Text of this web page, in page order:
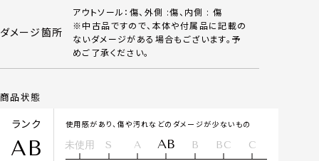
ダメージ箇所
アウトソール：傷、外側 :傷、内側 : 傷
※中古品ですので、本体や付属品に記載の
ないダメージがある場合もございます。予
めご了承ください。
商品状態
ランク
AB
使用感があり、傷や汚れなどのダメージが少ないもの
未使用 S A AB B BC C